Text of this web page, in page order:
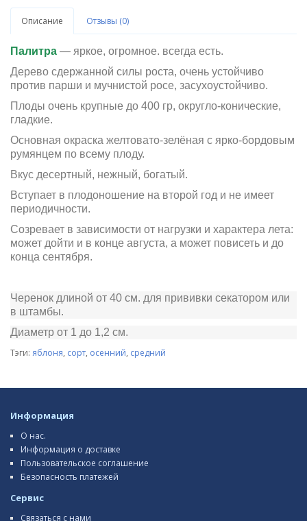
Описание Отзывы (0)
Палитра — яркое, огромное. всегда есть.
Дерево сдержанной силы роста, очень устойчиво
против парши и мучнистой росе, засухоустойчиво.
Плоды очень крупные до 400 гр, округло-конические,
гладкие.
Основная окраска желтовато-зелёная с ярко-бордовым
румянцем по всему плоду.
Вкус десертный, нежный, богатый.
Вступает в плодоношение на второй год и не имеет
периодичности.
Созревает в зависимости от нагрузки и характера лета:
может дойти и в конце августа, а может повисеть и до
конца сентября.
Черенок длиной от 40 см. для прививки секатором или
в штамбы.
Диаметр от 1 до 1,2 см.
Тэги: яблоня, сорт, осенний, средний
Информация
О нас.
Информация о доставке
Пользовательское соглашение
Безопасность платежей
Сервис
Связаться с нами